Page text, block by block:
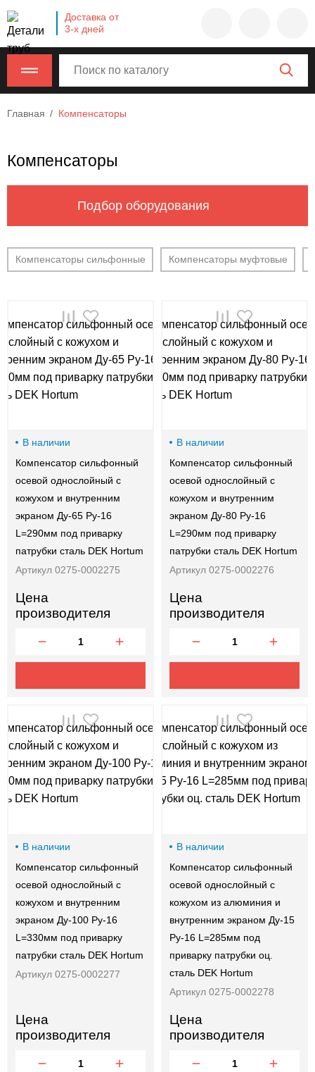
Доставка от
3-х дней
Главная Компенсаторы
Компенсаторы
Подбор оборудования
Компенсаторы сильфонные Компенсаторы муфтовые
В наличии
Компенсатор сильфонный
осевой однослойный с
кожухом и внутренним
экраном Ду-65 Ру-16
L=290мм под приварку
патрубки сталь DEK Hortum
Артикул 0275-0002275
Цена
производителя
В наличии
Компенсатор сильфонный
осевой однослойный с
кожухом и внутренним
экраном Ду-80 Ру-16
L=290мм под приварку
патрубки сталь DEK Hortum
Артикул 0275-0002276
Цена
производителя
В наличии
Компенсатор сильфонный
осевой однослойный с
кожухом и внутренним
экраном Ду-100 Ру-16
L=330мм под приварку
патрубки сталь DEK Hortum
Артикул 0275-0002277
Цена
производителя
В наличии
Компенсатор сильфонный
осевой однослойный с
кожухом из алюминия и
внутренним экраном Ду-15
Ру-16 L=285мм под
приварку патрубки оц.
сталь DEK Hortum
Артикул 0275-0002278
Цена
производителя
Company
name
Россия
620000,
Москва,
ул.
Калужская,
info@example.com
8-
00-
00